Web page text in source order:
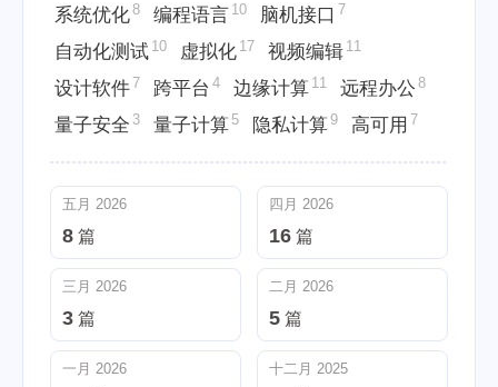
系统优化8 编程语言 10 脑机接口 7
自动化测试 10 虚拟化 17 视频编辑 11
设计软件7 跨平台 4 边缘计算 11 远程办公 8
量子安全 3 量子计算 5 隐私计算9 高可用 7
五月 2026
8 篇
四月 2026
16 篇
三月 2026
3 篇
二月 2026
5 篇
一月 2026 十二月 2025